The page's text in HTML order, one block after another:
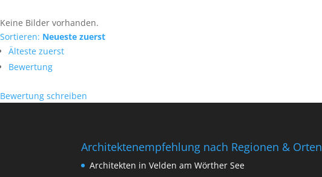
Keine Bilder vorhanden.
Sortieren: Neueste zuerst
Älteste zuerst
Bewertung
Bewertung schreiben
Architektenempfehlung nach Regionen & Orten
Architekten in Velden am Wörther See